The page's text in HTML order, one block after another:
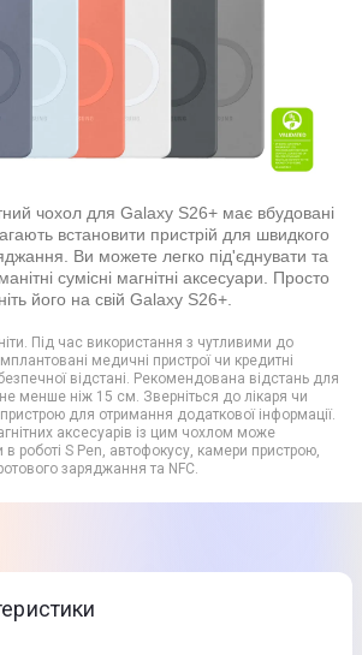
чохол для Galaxy S26+ має вбудовані
встановити пристрій для швидкого
Ви можете легко під'єднувати та
сумісні магнітні аксесуари. Просто
його на свій Galaxy S26+.
Під час використання з чутливими до
медичні пристрої чи кредитні
відстані. Рекомендована відстань для
менше ніж 15 см. Зверніться до лікаря чи
для отримання додаткової інформації.
аксесуарів із цим чохлом може
роботі S Pen, автофокусу, камери пристрою,
заряджання та NFC.